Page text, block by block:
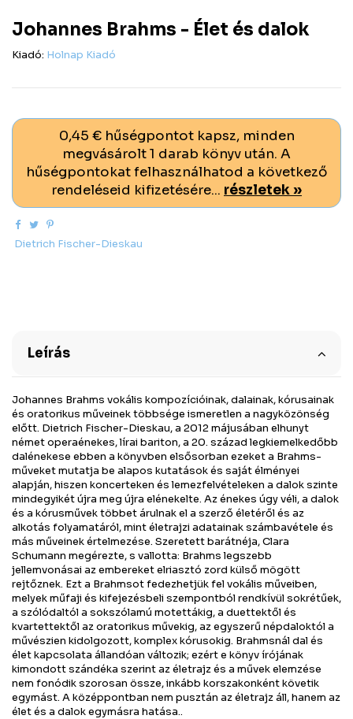
Johannes Brahms - Élet és dalok
Kiadó: Holnap Kiadó
0,45 € hűségpontot kapsz, minden
megvásárolt 1 darab könyv után. A
hűségpontokat felhasználhatod a következő
rendeléseid kifizetésére... részletek »
Dietrich Fischer-Dieskau
Leírás
Johannes Brahms vokális kompozícióinak, dalainak, kórusainak
és oratorikus műveinek többsége ismeretlen a nagyközönség
előtt. Dietrich Fischer-Dieskau, a 2012 májusában elhunyt
német operaénekes, lírai bariton, a 20. század legkiemelkedőbb
dalénekese ebben a könyvben elsősorban ezeket a Brahms-
műveket mutatja be alapos kutatások és saját élményei
alapján, hiszen koncerteken és lemezfelvételeken a dalok szinte
mindegyikét újra meg újra elénekelte. Az énekes úgy véli, a dalok
és a kórusművek többet árulnak el a szerző életéről és az
alkotás folyamatáról, mint életrajzi adatainak számbavétele és
más műveinek értelmezése. Szeretett barátnéja, Clara
Schumann megérezte, s vallotta: Brahms legszebb
jellemvonásai az embereket elriasztó zord külső mögött
rejtőznek. Ezt a Brahmsot fedezhetjük fel vokális műveiben,
melyek műfaji és kifejezésbeli szempontból rendkívül sokrétűek,
a szólódaltól a sokszólamú motettákig, a duettektől és
kvartettektől az oratorikus művekig, az egyszerű népdaloktól a
művészien kidolgozott, komplex kórusokig. Brahmsnál dal és
élet kapcsolata állandóan változik; ezért e könyv írójának
kimondott szándéka szerint az életrajz és a művek elemzése
nem fonódik szorosan össze, inkább korszakonként követik
egymást. A középpontban nem pusztán az életrajz áll, hanem az
élet és a dalok egymásra hatása..